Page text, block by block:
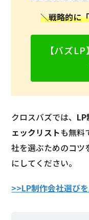
＼戦略的に
【バズ
クロスバズでは、
ェックリストも無料
社を選ぶためのコツ
にしてください。
>>LP制作会社選び